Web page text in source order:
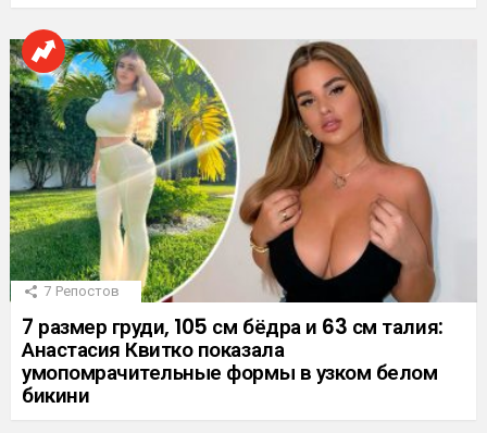
7 Репостов
7 размер груди, 105 см бёдра и 63 см талия:
Анастасия Квитко показала
умопомрачительные формы в узком белом
бикини